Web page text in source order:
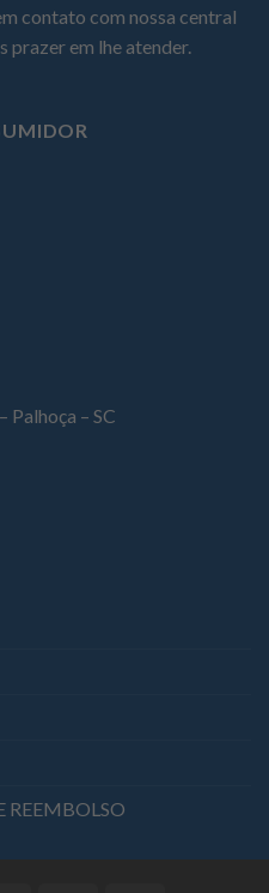
contato com nossa central
prazer em lhe atender.
Palhoça – SC
REEMBOLSO